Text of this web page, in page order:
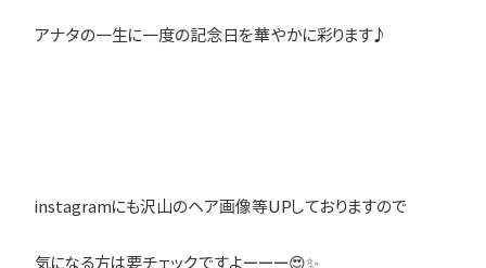
アナタの一生に一度の記念日を華やかに彩ります♪
instagramにも沢山のヘア画像等UPしておりますので
気になる方は要チェックですよーーー😍✨